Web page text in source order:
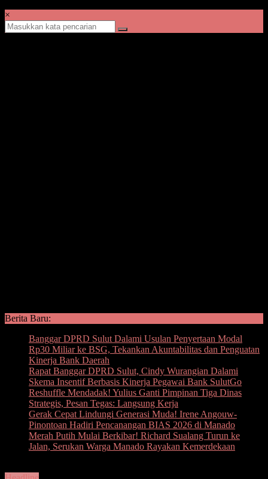
×
Berita Baru:
Banggar DPRD Sulut Dalami Usulan Penyertaan Modal
Rp30 Miliar ke BSG, Tekankan Akuntabilitas dan Penguatan
Kinerja Bank Daerah
Rapat Banggar DPRD Sulut, Cindy Wurangian Dalami
Skema Insentif Berbasis Kinerja Pegawai Bank SulutGo
Reshuffle Mendadak! Yulius Ganti Pimpinan Tiga Dinas
Strategis, Pesan Tegas: Langsung Kerja
Gerak Cepat Lindungi Generasi Muda! Irene Angouw-
Pinontoan Hadiri Pencanangan BIAS 2026 di Manado
Merah Putih Mulai Berkibar! Richard Sualang Turun ke
Jalan, Serukan Warga Manado Rayakan Kemerdekaan